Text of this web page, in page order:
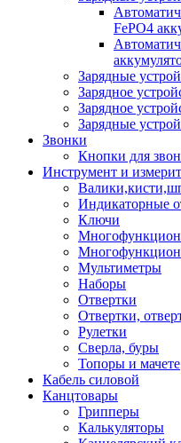
FePO4
Зарядные
Зарядное
Зарядное
Зарядные
Звонки
Кнопки для
Инструмент и
Индикаторные
Ключи
Мультиметры
Наборы
Отвертки
Отвертки,
Рулетки
Сверла, буры
Топоры и мачете
Кабель силовой
Канцтовары
Грипперы
Калькуляторы